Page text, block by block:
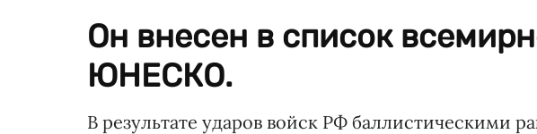
Он внесен в список
ЮНЕСКО.
В результате ударов войск РФ баллистическими